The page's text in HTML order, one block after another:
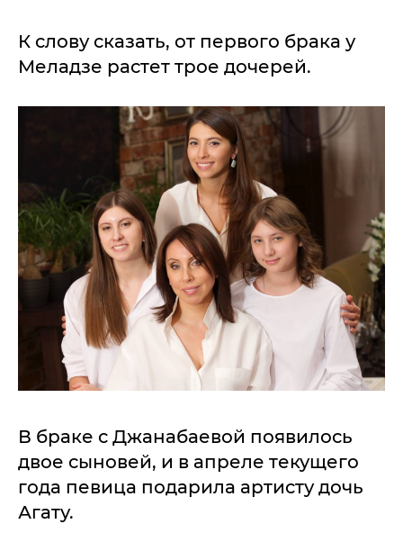
К слову сказать, от первого брака у
Меладзе растет трое дочерей.
В браке с Джанабаевой появилось
двое сыновей, и в апреле текущего
года певица подарила артисту дочь
Агату.